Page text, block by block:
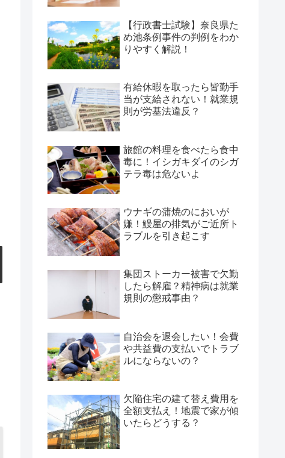
【行政書士試験】奈良県た
め池条例事件の判例をわか
りやすく解説！
有給休暇を取ったら皆勤手
当が支給されない！就業規
則が労基法違反？
旅館の料理を食べたら食中
毒に！イシガキダイのシガ
テラ毒は危ないよ
ウナギの蒲焼のにおいが
嫌！鰻屋の排気がご近所ト
ラブルを引き起こす
集団ストーカー被害で欠勤
したら解雇？精神病は就業
規則の懲戒事由？
自治会を退会したい！会費
や共益費の支払いでトラブ
ルにならないの？
欠陥住宅の建て替え費用を
全額支払え！地震で家が傾
いたらどうする？